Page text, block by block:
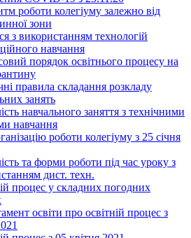
роботи колегіуму залежно від
зони
з використанням технологій
навчання
порядок освітнього процесу на
правила складання розкладу
занять
навчального заняття з технічними
навчання
роботи колегіуму з 25 січня
та форми роботи під час уроку з
дист. техн.
процес у складних погодних
освіти про освітній процес з